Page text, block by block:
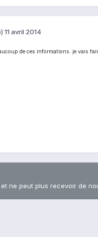
11 avril 2014
de ces informations. je vais
ne peut plus recevoir de